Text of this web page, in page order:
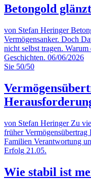
Betongold
von Stefan Heringer
Vermögensanker. Doch
nicht selbst tragen.
Geschichten. 06/06/2026
Sie 50/50
von Stefan Heringer Zu
früher
Familien Verantwortung
Erfolg 21.05.
Wie stabil ist